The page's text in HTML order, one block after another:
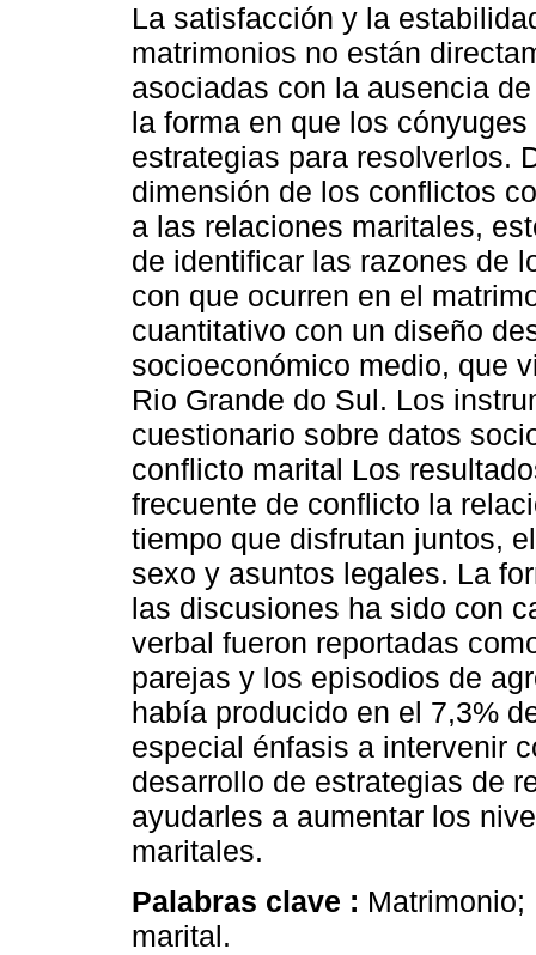
La satisfacción y la
matrimonios no están
asociadas con la ausencia
la forma en que los
estrategias para resolverlos.
dimensión de los conflictos
a las relaciones maritales,
de identificar las razones de
con que ocurren en el
cuantitativo con un diseño
socioeconómico medio, que
Rio Grande do Sul. Los
cuestionario sobre datos
conflicto marital Los
frecuente de conflicto la
tiempo que disfrutan juntos,
sexo y asuntos legales. La
las discusiones ha sido con
verbal fueron reportadas
parejas y los episodios de
había producido en el 7,3%
especial énfasis a intervenir
desarrollo de estrategias de
ayudarles a aumentar los
maritales.
Palabras clave :
marital.